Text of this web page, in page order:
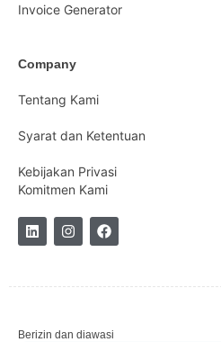
Invoice Generator
Company
Tentang Kami
Syarat dan Ketentuan
Kebijakan Privasi
Komitmen Kami
Berizin dan diawasi